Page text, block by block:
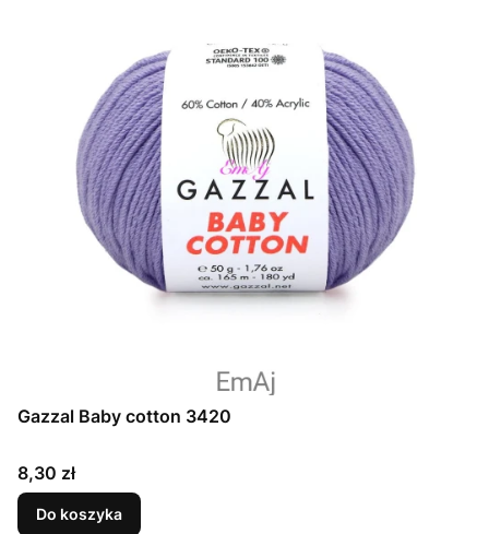
Gazzal Baby cotton 3420
Cena
8,30 zł
Do koszyka